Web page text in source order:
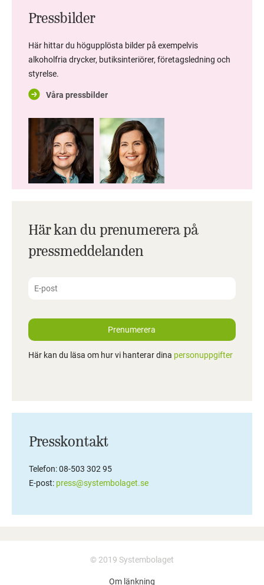
Pressbilder
Här hittar du högupplösta bilder på exempelvis
alkoholfria drycker, butiksinteriörer, företagsledning och
styrelse.
Våra pressbilder
Här kan du prenumerera på
pressmeddelanden
Prenumerera
Här kan du läsa om hur vi hanterar dina personuppgifter
Presskontakt
Telefon: 08-503 302 95
E-post: press@systembolaget.se
© 2019 Systembolaget
Om länkning